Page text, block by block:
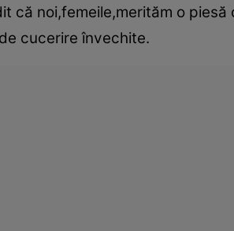
că noi,femeile,merităm o
cucerire învechite.